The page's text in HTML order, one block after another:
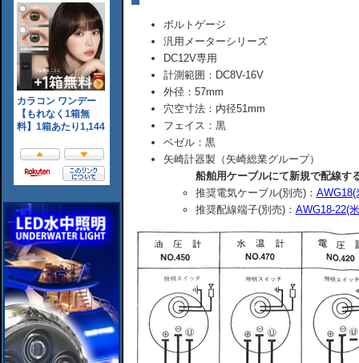
ボルトゲージ
汎用メーターシリーズ
DC12V専用
計測範囲：DC8V-16V
外径：57mm
穴空寸法：内径51mm
フェイス：黒
ベゼル：黒
矢崎計器製（矢崎総業グループ）
船舶用ケーブルにて新規で配線す
推奨電気ケーブル(別売)： AWG18(
推奨配線端子(別売)： AWG18-22(